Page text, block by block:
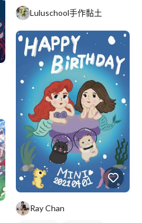
Luluschool手作黏土
Ray Chan